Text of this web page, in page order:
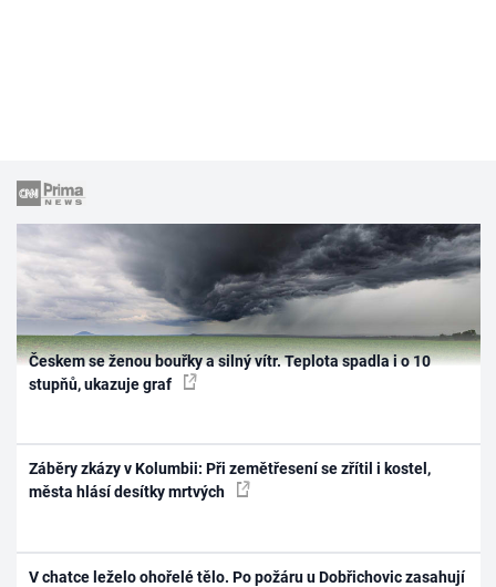
Českem se ženou bouřky a silný vítr. Teplota spadla i o 10
stupňů, ukazuje graf
Záběry zkázy v Kolumbii: Při zemětřesení se zřítil i kostel,
města hlásí desítky mrtvých
V chatce leželo ohořelé tělo. Po požáru u Dobřichovic zasahují